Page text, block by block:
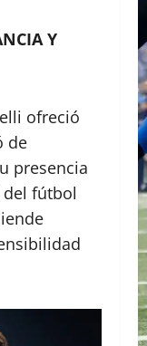
Y
ofreció
de
presencia
fútbol